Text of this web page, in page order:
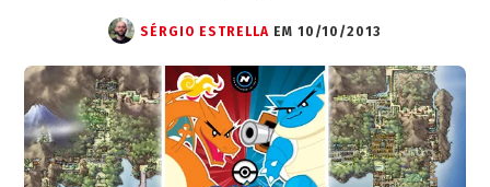
SÉRGIO ESTRELLA EM 10/10/2013